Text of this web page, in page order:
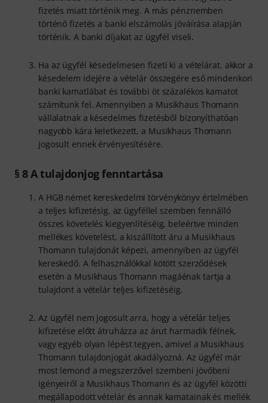
fizetés miatt történik meg. A más pénznemben
történő fizetés a banki elszámolás jóváírása alapján
történik. A banki díjakat az ügyfél viseli.
Ha az ügyfél késedelmesen fizeti ki a vételárat, akkor a
késedelem idejére a vételár összegére eső mindenkori
banki kamatlábat és további öt százalékos kamatot
számítunk fel. Amennyiben a Musikhaus Thomann
vállalatnak a késedelmes fizetésből bizonyíthatóan
nagyobb kára keletkezett, a Musikhaus Thomann
jogosult ennek érvényesítésére.
§ 8 A tulajdonjog fenntartása
A HGB német kereskedelmi törvénykönyv értelmében
a teljes kifizetésig, az ügyféllel szemben fennálló
összes követelés kiegyenlítéséig, beleértve minden
mellékes követelést, a kiszállított áru a Musikhaus
Thomann tulajdonát képezi, amennyiben az ügyfél
kereskedő. A felhasználókkal kötött szerződések
esetén a Musikhaus Thomann magáénak tartja a
tulajdont a vételár teljes kifizetéséig.
Az ügyfél nem jogosult arra, hogy a vételár teljes
kifizetése előtt átruházza az árut harmadik félnek,
vagy egyéb olyan lépést tegyen, amivel a Musikhaus
Thomann tulajdonjogát akadályozná. Az ügyfél már
most lemond a megszerzővel szembeni jövőbeni
igényeiről a Musikhaus Thomann és az ügyfél közötti
megállapodott vételár és annak kamatainak és mellék